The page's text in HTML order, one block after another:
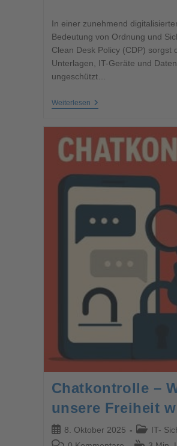
In einer zunehmend
Bedeutung von Ordnung und
Clean Desk Policy (CDP) sorgst
Unterlagen, IT-Geräte und
ungeschützt…
Weiterlesen
Chatkontrolle –
unsere Freiheit
8. Oktober 2025
IT-